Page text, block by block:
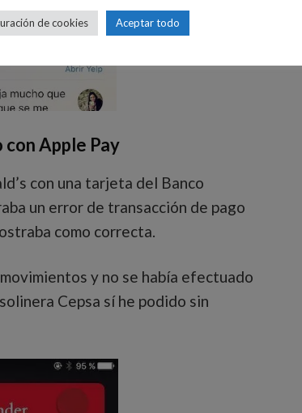
con Apple Pay
con una tarjeta del Banco
un error de transacción de pago
como correcta.
y no se había efectuado
Cepsa sí he podido sin
de cookies Aceptar todo